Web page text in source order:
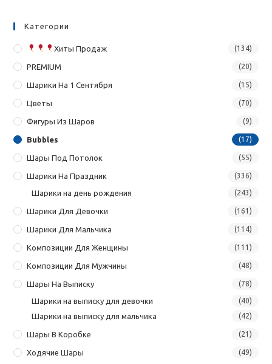
Категории
Хиты Продаж (134)
PREMIUM (20)
Шарики На 1 Сентября (15)
Цветы (70)
Фигуры Из Шаров (9)
Bubbles (17)
Шары Под Потолок (55)
Шарики На Праздник (336)
Шарики на день рождения (243)
Шарики Для Девочки (161)
Шарики Для Мальчика (114)
Композиции Для Женщины (111)
Композиции Для Мужчины (48)
Шары На Выписку (78)
Шарики на выписку для девочки (40)
Шарики на выписку для мальчика (42)
Шары В Коробке (21)
Ходячие Шары (49)